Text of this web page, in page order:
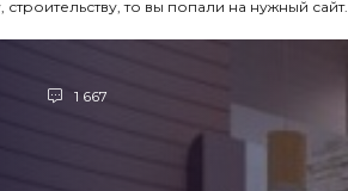
то вы попали на нужный сайт.
1 667